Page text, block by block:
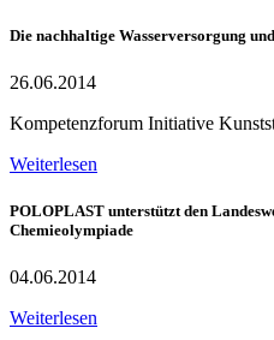
Die nachhaltige Wasserversorgung
26.06.2014
Kompetenzforum Initiative
Weiterlesen
POLOPLAST unterstützt den
Chemieolympiade
04.06.2014
Weiterlesen